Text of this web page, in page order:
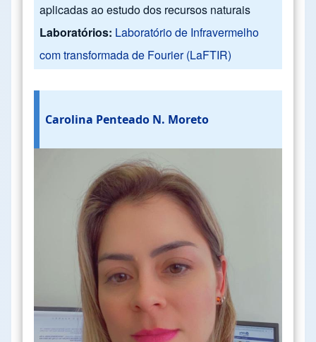
aplicadas ao estudo dos recursos naturais
Laboratórios: Laboratório de Infravermelho
com transformada de Fourier (LaFTIR)
Carolina Penteado N. Moreto